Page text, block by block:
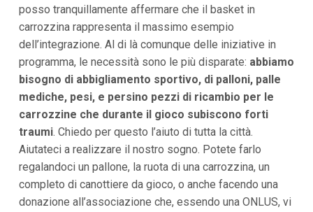
posso tranquillamente affermare che il basket in
carrozzina rappresenta il massimo esempio
dell’integrazione. Al di là comunque delle iniziative in
programma, le necessità sono le più disparate: abbiamo
bisogno di abbigliamento sportivo, di palloni, palle
mediche, pesi, e persino pezzi di ricambio per le
carrozzine che durante il gioco subiscono forti
traumi. Chiedo per questo l’aiuto di tutta la città.
Aiutateci a realizzare il nostro sogno. Potete farlo
regalandoci un pallone, la ruota di una carrozzina, un
completo di canottiere da gioco, o anche facendo una
donazione all’associazione che, essendo una ONLUS, vi